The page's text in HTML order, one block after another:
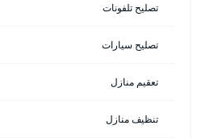
تصليح تلفونات
تصليح سيارات
تعقيم منازل
تنظيف منازل